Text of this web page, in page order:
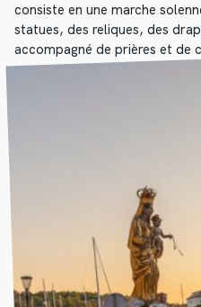
consiste en une marche
statues, des reliques, des
accompagné de prières et de